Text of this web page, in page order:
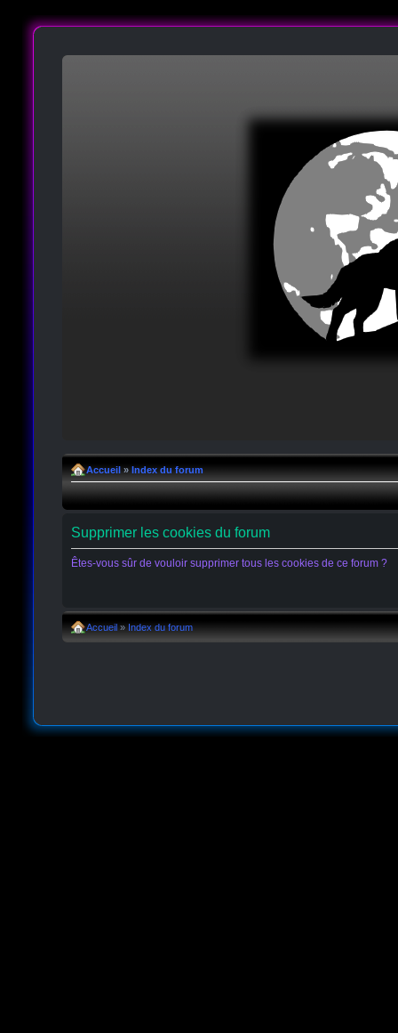
Accueil » Index du forum
Supprimer les cookies du forum
Êtes-vous sûr de vouloir supprimer tous les cookies de ce forum ?
Accueil » Index du forum